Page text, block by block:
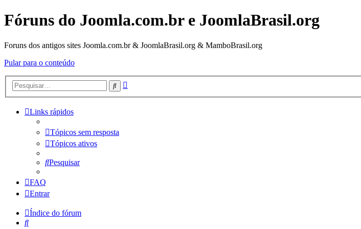
Fóruns do Joomla.com.br e JoomlaBrasil.org
Foruns dos antigos sites Joomla.com.br & JoomlaBrasil.org & MamboBrasil.org
Pular para o conteúdo
Pesquisar
Links rápidos
Tópicos sem resposta
Tópicos ativos
Pesquisar
FAQ
Entrar
Índice do fórum
Pesquisar